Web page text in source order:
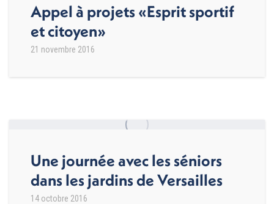
Appel à projets «Esprit sportif
et citoyen»
21 novembre 2016
Une journée avec les séniors
dans les jardins de Versailles
14 octobre 2016